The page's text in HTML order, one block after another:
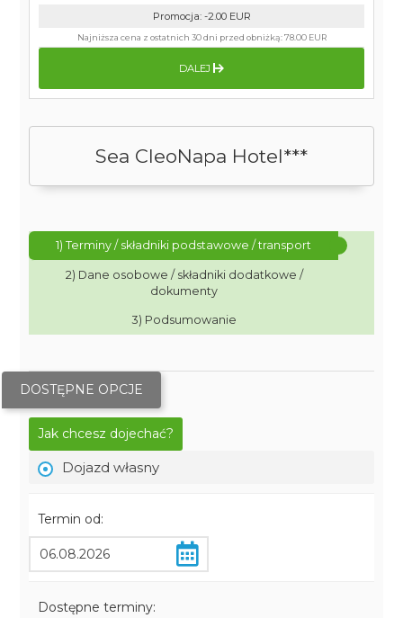
Sea CleoNapa Hotel***
1) Terminy / składniki podstawowe / transport
2) Dane osobowe / składniki dodatkowe /
dokumenty
3) Podsumowanie
DOSTĘPNE OPCJE
Jak chcesz dojechać?
Dojazd własny
Termin od:
Dostępne terminy:
Promocja: -2.00 EUR
Najniższa cena z ostatnich 30 dni przed obniżką:78.00 EUR
DALEJ